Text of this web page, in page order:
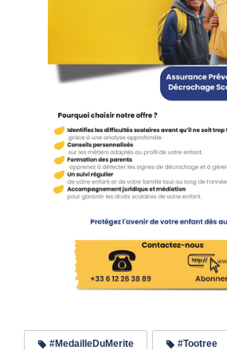
#MedailleDuMerite #Tootree